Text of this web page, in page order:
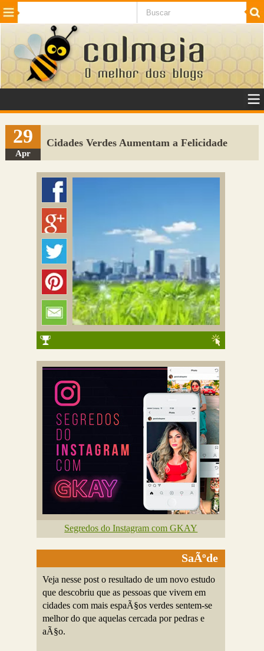
Beleza Cinema e TV
Internet Jogos NotÃ­cias SaÃºde
VeÃ­culos Adulto
Sugerir Link
Adicionar Blog
Colmeia Exchange
29
Apr
Cidades Verdes Aumentam a Felicidade
Segredos do Instagram com GKAY
SaÃºde
Veja nesse post o resultado de um novo estudo
que descobriu que as pessoas que vivem em
cidades com mais espaÃ§os verdes sentem-se
melhor do que aquelas cercada por pedras e
aÃ§o.